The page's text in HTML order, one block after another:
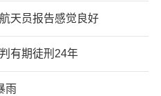
天员报告感觉良好
有期徒刑24年
雨